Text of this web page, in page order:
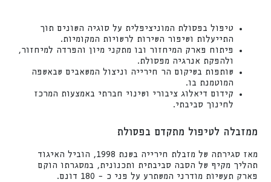
טיפול בפסולת המוניציפלית על סוגיה השונים תוך
התייעלות ושיפור השירות לרשויות המקומיות.
פיתוח פארק המיחזור ובו מתקני מיון והפרדה למיחזור,
ולהפקת אנרגיה מפסולת.
שותפות בשיקום הר חירייה וניצול המשאבים שבאשפה
המוטמנת בו.
קידום דיאלוג ציבורי ושינוי חברתי באמצעות המרכז
לחינוך סביבתי.
ממזבלה לטיפול מתקדם בפסולת
מאז סגירתה של מזבלת חירייה בשנת 1998, הוביל האיגוד
תהליך מקיף של הסבה סביבתית ותכנונית, במסגרתו הוקם
פארק תעשיות מודרני המשתרע על פני כ – 180 דונם.